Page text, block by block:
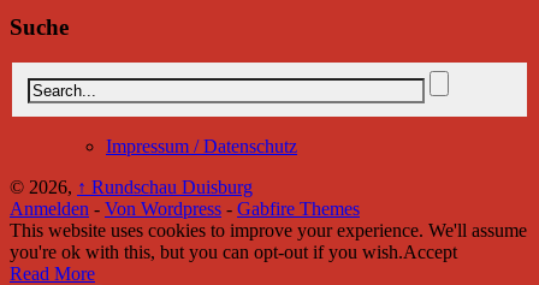
Suche
Impressum / Datenschutz
© 2026, ↑ Rundschau Duisburg
Anmelden - Von Wordpress - Gabfire Themes
This website uses cookies to improve your experience. We'll assume
you're ok with this, but you can opt-out if you wish.Accept
Read More